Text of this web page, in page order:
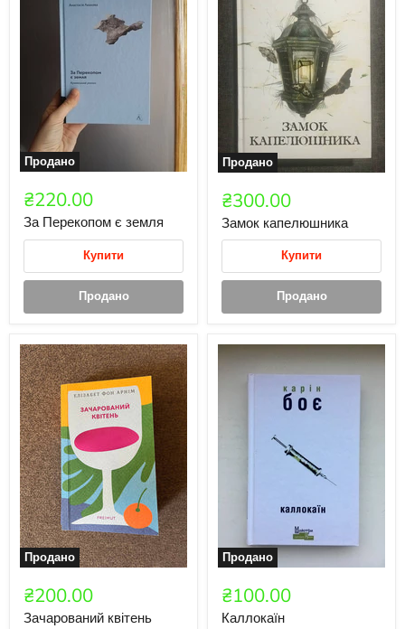
Продано
₴220.00
За Перекопом є земля
Купити
Продано
Продано
₴300.00
Замок капелюшника
Купити
Продано
Продано
₴200.00
Зачарований квітень
Продано
₴100.00
Каллокаїн